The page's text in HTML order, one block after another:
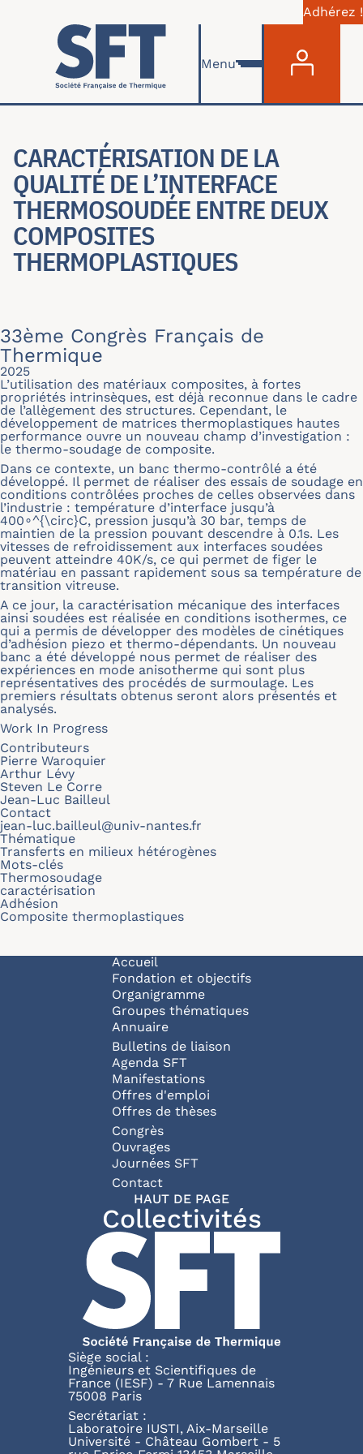
Aller au contenu principal
Adhérez !
Menu
CARACTÉRISATION DE LA
QUALITÉ DE L’INTERFACE
THERMOSOUDÉE ENTRE DEUX
COMPOSITES
THERMOPLASTIQUES
33ème Congrès Français de
Thermique
2025
L’utilisation des matériaux composites, à fortes
propriétés intrinsèques, est déjà reconnue dans le cadre
de l’allègement des structures. Cependant, le
développement de matrices thermoplastiques hautes
performance ouvre un nouveau champ d’investigation :
le thermo-soudage de composite.
Dans ce contexte, un banc thermo-contrôlé a été
développé. Il permet de réaliser des essais de soudage en
conditions contrôlées proches de celles observées dans
l’industrie : température d’interface jusqu’à
400∘^{\circ}C, pression jusqu’à 30 bar, temps de
maintien de la pression pouvant descendre à 0.1s. Les
vitesses de refroidissement aux interfaces soudées
peuvent atteindre 40K/s, ce qui permet de figer le
matériau en passant rapidement sous sa température de
transition vitreuse.
A ce jour, la caractérisation mécanique des interfaces
ainsi soudées est réalisée en conditions isothermes, ce
qui a permis de développer des modèles de cinétiques
d’adhésion piezo et thermo-dépendants. Un nouveau
banc a été développé nous permet de réaliser des
expériences en mode anisotherme qui sont plus
représentatives des procédés de surmoulage. Les
premiers résultats obtenus seront alors présentés et
analysés.
Work In Progress
Contributeurs
Pierre Waroquier
Arthur Lévy
Steven Le Corre
Jean-Luc Bailleul
Contact
jean-luc.bailleul@univ-nantes.fr
Thématique
Transferts en milieux hétérogènes
Mots-clés
Thermosoudage
caractérisation
Adhésion
Composite thermoplastiques
Navigation principale
Accueil
Fondation et objectifs
Organigramme
Groupes thématiques
Annuaire
Bulletins de liaison
Agenda SFT
Manifestations
Offres d'emploi
Offres de thèses
Congrès
Ouvrages
Journées SFT
Pied de page
Contact
HAUT DE PAGE
Collectivités
Siège social :
Ingénieurs et Scientifiques de
France (IESF) - 7 Rue Lamennais
75008 Paris
Secrétariat :
Laboratoire IUSTI, Aix-Marseille
Université - Château Gombert - 5